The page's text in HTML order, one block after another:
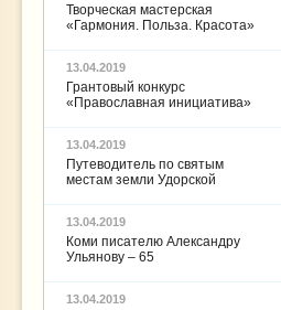
Творческая мастерская
«Гармония. Польза. Красота»
13.04.2019
Грантовый конкурс
«Православная инициатива»
13.04.2019
Путеводитель по святым
местам земли Удорской
13.04.2019
Коми писателю Александру
Ульянову – 65
13.04.2019